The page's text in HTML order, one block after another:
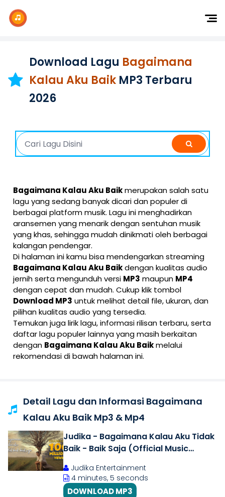
Dangdut
K-Pop
Download Lagu Bagaimana
Kalau Aku Baik MP3 Terbaru
2026
Bagaimana Kalau Aku Baikmerupakan salah satu
lagu yang sedang banyak dicari dan populer di
berbagai platform musik. Lagu ini menghadirkan
aransemen yang menarik dengan sentuhan musik
yang khas, sehingga mudah dinikmati oleh berbagai
kalangan pendengar.
Di halaman ini kamu bisa mendengarkan streaming
Bagaimana Kalau Aku Baikdengan kualitas audio
jernih serta mengunduh versi MP3 maupun MP4
dengan cepat dan mudah. Cukup klik tombol
Download MP3 untuk melihat detail file, ukuran, dan
pilihan kualitas audio yang tersedia.
Temukan juga lirik lagu, informasi rilisan terbaru, serta
daftar lagu populer lainnya yang masih berkaitan
dengan Bagaimana Kalau Aku Baikmelalui
rekomendasi di bawah halaman ini.
Detail Lagu dan Informasi Bagaimana
Kalau Aku Baik Mp3 & Mp4
Judika - Bagaimana Kalau Aku Tidak
Baik - Baik Saja (Official Music
Judika Entertainment
4 minutes, 5 seconds
DOWNLOAD MP3